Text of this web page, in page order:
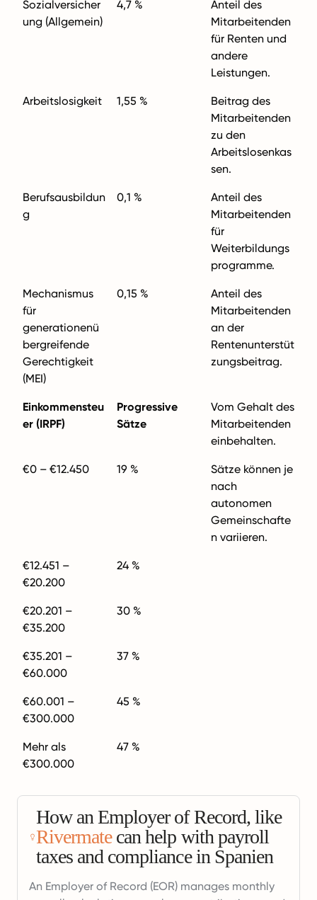
Sozialversicher
ung (Allgemein)
4,7 %
Anteil des
Mitarbeitenden
für Renten und
andere
Leistungen.
Arbeitslosigkeit 1,55 %
Beitrag des
Mitarbeitenden
zu den
Arbeitslosenkas
sen.
Berufsausbildun
g
0,1 %
Anteil des
Mitarbeitenden
für
Weiterbildungs
programme.
Mechanismus
für
generationenü
bergreifende
Gerechtigkeit
(MEI)
0,15 %
Anteil des
Mitarbeitenden
an der
Rentenunterstüt
zungsbeitrag.
Einkommensteu
er (IRPF)
Progressive
Sätze
Vom Gehalt des
Mitarbeitenden
einbehalten.
€0 – €12.450 19 %
Sätze können je
nach
autonomen
Gemeinschafte
n variieren.
€12.451 –
€20.200
24 %
€20.201 –
€35.200
30 %
€35.201 –
€60.000
37 %
€60.001 –
€300.000
45 %
Mehr als
€300.000
47 %
How an Employer of Record, like
Rivermatecan help with payroll
taxes and compliance in Spanien
An Employer of Record (EOR) manages monthly